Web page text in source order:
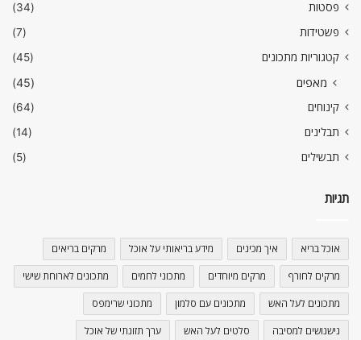
פסטות
(34)
פשטידות
(7)
קטגוריות מתכונים
(45)
מאפים (45)
קינוחים
(64)
תבלינים
(14)
תבשילים
(5)
תגיות
אוכל בריא איך מכינים מידע בריאותי על אוכל מרקים בריאים
מרקים לחורף מרקים מיוחדים מתכוני לחמים מתכונים לארוחת שישי
מתכונים לעל האש מתכונים עם סלמון מתכוני שרימפס
נישנושים למסיבה סלטים לעל האש ערך תזונתי של אוכל